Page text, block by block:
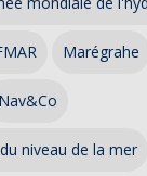
Marégrahe
Nav&Co
niveau de la mer